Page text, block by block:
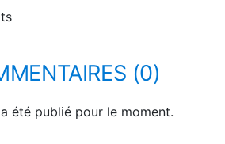
(0)
été publié pour le moment.